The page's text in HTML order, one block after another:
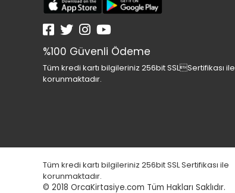
%100 Güvenli Ödeme
Tüm kredi kartı bilgileriniz 256bit SSLSertifikası ile
korunmaktadır.
Tüm kredi kartı bilgileriniz 256bit SSL Sertifikası ile
korunmaktadır.
© 2018 OrcaKirtasiye.com Tüm Hakları Saklıdır.